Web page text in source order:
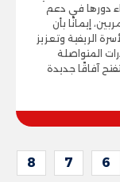
دورها في دعم
إيمانًا بأن
الريفية وتعزيز
المتواصلة
آفاقًا جديدة
6
7
8